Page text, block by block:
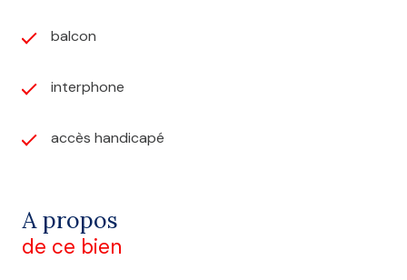
balcon
interphone
accès handicapé
A propos
de ce bien